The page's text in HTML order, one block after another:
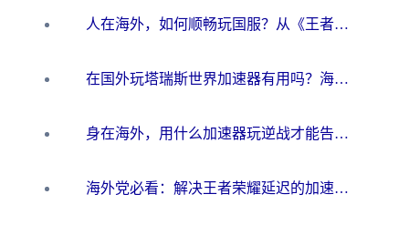
人在海外，如何顺畅玩国服？从《王者荣耀》到《云图计划》的加速器终极指南
在国外玩塔瑞斯世界加速器有用吗？海外玩家亲测后的真实答案
身在海外，用什么加速器玩逆战才能告别延迟？
海外党必看：解决王者荣耀延迟的加速器终极指南——从EVE到猫和老鼠，一个工具全搞定